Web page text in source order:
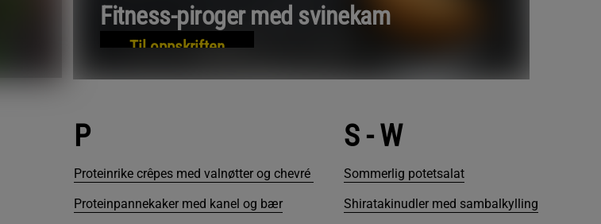
Fitness-piroger med svinekam
Til oppskriften
P
Proteinrike crêpes med valnøtter og chevré
Proteinpannekaker med kanel og bær
S - W
Sommerlig potetsalat
Shiratakinudler med sambalkylling